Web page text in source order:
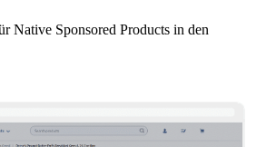
Native Sponsored Products in den